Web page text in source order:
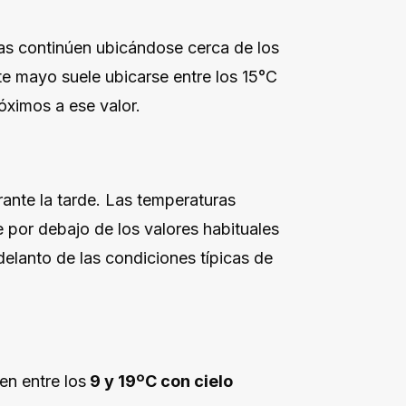
continúen ubicándose cerca de los
mayo suele ubicarse entre los 15°C
a ese valor.
la tarde. Las temperaturas
por debajo de los valores habituales
de las condiciones típicas de
entre los 9 y 19ºC con cielo